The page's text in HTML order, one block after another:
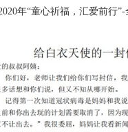
年“童心祈福，汇爱前行